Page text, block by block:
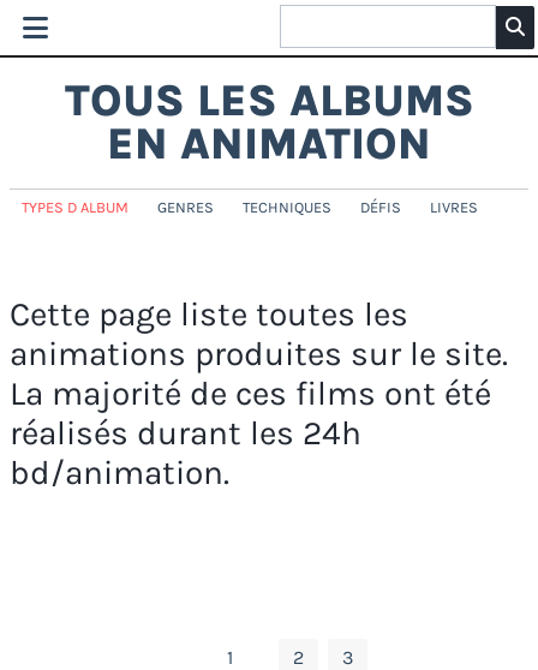
TOUS LES ALBUMS
EN ANIMATION
TYPES D ALBUM GENRES TECHNIQUES DÉFIS LIVRES
Cette page liste toutes les
animations produites sur le site.
La majorité de ces films ont été
réalisés durant les 24h
bd/animation.
1 2 3